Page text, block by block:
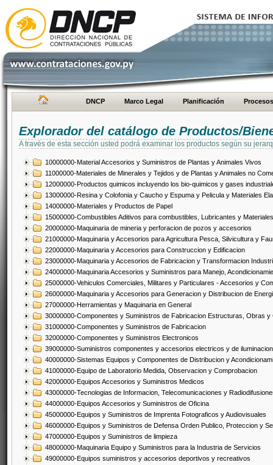
DNCP Marco Legal Planificación Procesos
Explorador del catálogo de Productos/
A través de esta sección usted podrá examinar los productos según su
10000000-Material Accesorios y Suministros de Plantas y Animales Vivos
11000000-Materiales de Minerales y Tejidos y de Plantas y Animales no
12000000-Productos quimicos incluyendo los bio-quimicos y gases
13000000-Resina y Colofonia y Caucho y Espuma y Pelicula y Materiales
14000000-Materiales y Productos de Papel
15000000-Combustibles Aditivos para combustibles, Lubricantes y
20000000-Maquinaria de mineria y perforacion de pozos y accesorios
21000000-Maquinaria y Accesorios para Agricultura Pesca, Silvicultura y
22000000-Maquinaria y Accesorios para Construccion y Edificacion
23000000-Maquinaria y Accesorios de Fabricacion y Transformacion
24000000-Maquinaria Accesorios y Suministros para Manejo,
25000000-Vehiculos Comerciales, Militares y Particulares - Accesorios y
26000000-Maquinaria y Accesorios para Generacion y Distribucion de
27000000-Herramientas y Maquinaria en General
30000000-Componentes y Suministros de Fabricacion Estructuras, Obras
31000000-Componentes y Suministros de Fabricacion
32000000-Componentes y Suministros Electronicos
39000000-Suministros componentes y accesorios electricos y de iluminacion
40000000-Sistemas Equipos y Componentes de Distribucion y
41000000-Equipo de Laboratorio Medida, Observacion y Comprobacion
42000000-Equipos Accesorios y Suministros Medicos
43000000-Tecnologias de Informacion, Telecomunicaciones y
44000000-Equipos Accesorios y Suministros de Oficina
45000000-Equipos y Suministros de Imprenta Fotograficos y Audiovisuales
46000000-Equipos y Suministros de Defensa Orden Publico, Proteccion y
47000000-Equipos y Suministros de limpieza
48000000-Maquinaria Equipo y Suministros para la Industria de Servicios
49000000-Equipos suministros y accesorios deportivos y recreativos